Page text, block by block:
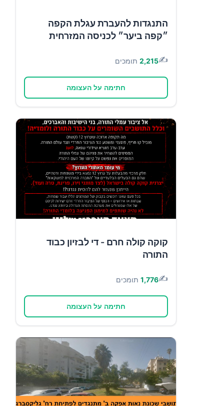
התנגדות להעברת עגלת הקפה
״קפה ביער״ לכניסה המזרחית
✍️
2,215 תומכים
חתימה על העצומה
קוקה קולה חרם - די לבזיון כבוד
התורה
✍️
1,776 תומכים
חתימה על העצומה